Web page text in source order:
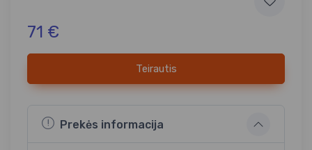
71 €
Teirautis
Prekės informacija